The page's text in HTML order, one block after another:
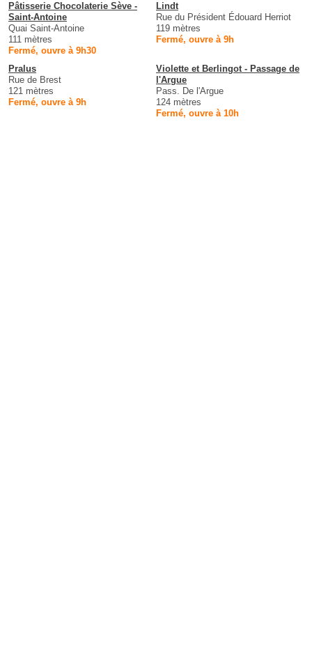
Pâtisserie Chocolaterie Sève -
Saint-Antoine
Quai Saint-Antoine
111 mètres
Fermé, ouvre à 9h30
Lindt
Rue du Président Édouard Herriot
119 mètres
Fermé, ouvre à 9h
Pralus
Rue de Brest
121 mètres
Fermé, ouvre à 9h
Violette et Berlingot - Passage de
l'Argue
Pass. De l'Argue
124 mètres
Fermé, ouvre à 10h